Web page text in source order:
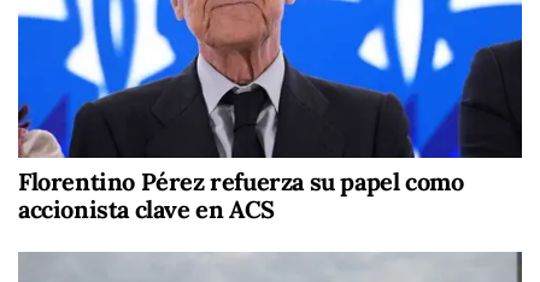
Florentino Pérez refuerza su papel como
accionista clave en ACS